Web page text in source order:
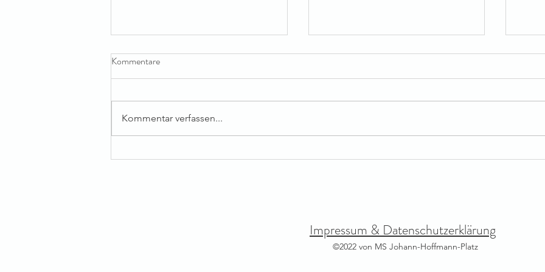
Eintrittskarten voller Kreativität
Herzliche Einladung zum
Kommentare
Kommentar verfassen...
Impressum & Datenschutzerklärung
©2022 von MS Johann-Hoffmann-Platz